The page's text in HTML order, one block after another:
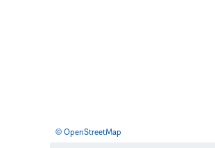
© OpenStreetMap